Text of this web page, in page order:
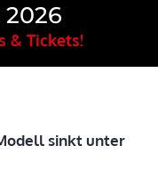
2026
& Tickets!
sinkt unter